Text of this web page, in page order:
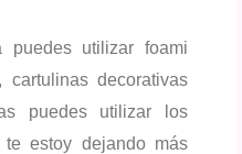
utilizar foami
decorativas
puedes utilizar los
te estoy dejando más